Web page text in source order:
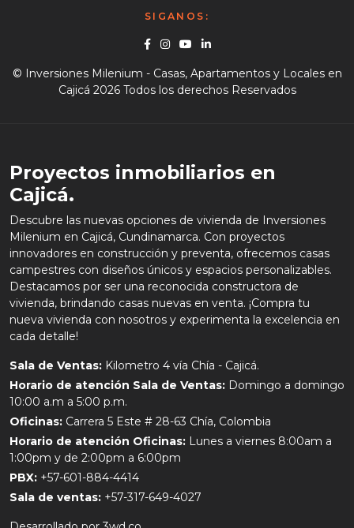
SIGANOS:
Facebook
Instagram
YoutubeLinkedin
© Inversiones Milenium - Casas, Apartamentos y Locales en
Cajicá 2026 Todos los derechos Reservados
Proyectos inmobiliarios en
Cajicá.
Descubre las nuevas opciones de vivienda de Inversiones
Milenium en Cajicá, Cundinamarca. Con proyectos
innovadores en construcción y preventa, ofrecemos casas
campestres con diseños únicos y espacios personalizables.
Destacamos por ser una reconocida constructora de
vivienda, brindando casas nuevas en venta. ¡Compra tu
nueva vivienda con nosotros y experimenta la excelencia en
cada detalle!
Sala de Ventas: Kilometro 4 vía Chía - Cajicá.
Horario de atención Sala de Ventas: Domingo a domingo
10:00 a.m a 5:00 p.m.
Oficinas: Carrera 5 Este # 28-63 Chía, Colombia
Horario de atención Oficinas: Lunes a viernes 8:00am a
1:00pm y de 2:00pm a 6:00pm
PBX: +57-601-884-4414
Sala de ventas: +57-317-649-4027